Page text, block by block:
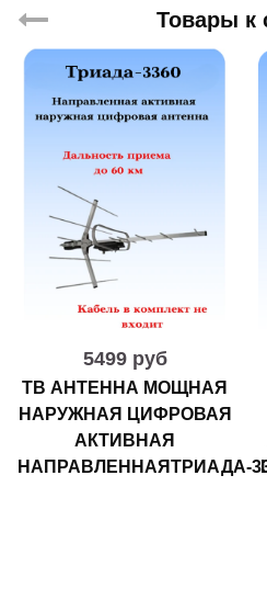
Товары к
5499 руб
ТВ АНТЕННА МОЩНАЯ
НАРУЖНАЯ ЦИФРОВАЯ
АКТИВНАЯ
НАПРАВЛЕННАЯТРИАДА-